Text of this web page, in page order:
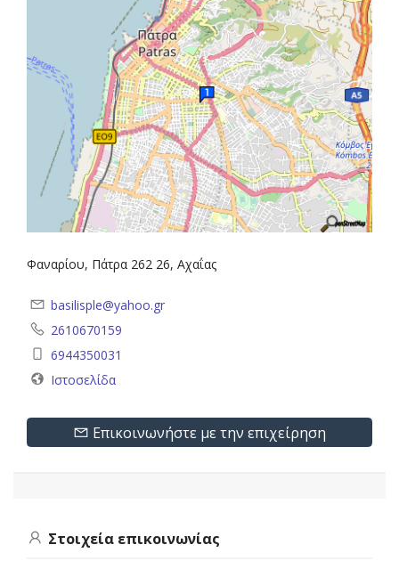
Φαναρίου, Πάτρα 262 26, Αχαΐας
basilisple@yahoo.gr
2610670159
6944350031
Ιστοσελίδα
Επικοινωνήστε με την επιχείρηση
Στοιχεία επικοινωνίας